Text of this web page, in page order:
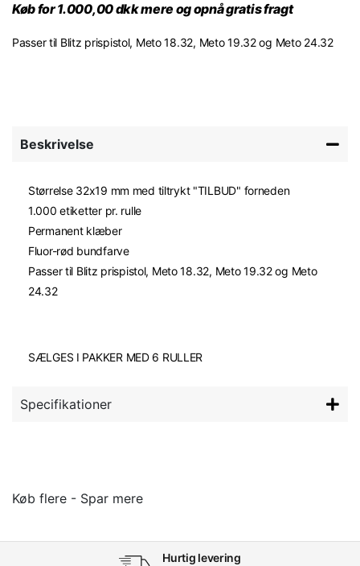
Køb for 1.000,00 dkk mere og opnå gratis fragt
Passer til Blitz prispistol, Meto 18.32, Meto 19.32 og Meto 24.32
Beskrivelse
Størrelse 32x19 mm med tiltrykt "TILBUD" forneden
1.000 etiketter pr. rulle
Permanent klæber
Fluor-rød bundfarve
Passer til Blitz prispistol, Meto 18.32, Meto 19.32 og Meto
24.32
SÆLGES I PAKKER MED 6 RULLER
Specifikationer
Køb flere - Spar mere
Hurtig levering